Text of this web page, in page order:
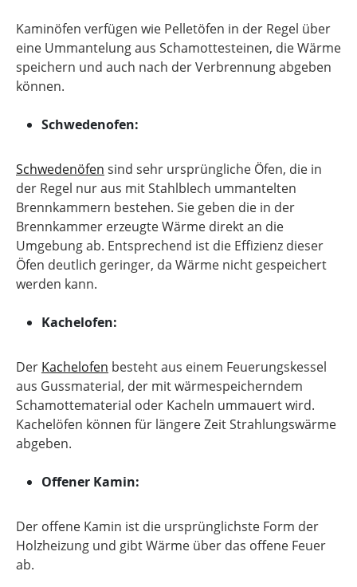
Kaminöfen verfügen wie Pelletöfen in der Regel über
eine Ummantelung aus Schamottesteinen, die Wärme
speichern und auch nach der Verbrennung abgeben
können.
Schwedenofen:
Schwedenöfen sind sehr ursprüngliche Öfen, die in
der Regel nur aus mit Stahlblech ummantelten
Brennkammern bestehen. Sie geben die in der
Brennkammer erzeugte Wärme direkt an die
Umgebung ab. Entsprechend ist die Effizienz dieser
Öfen deutlich geringer, da Wärme nicht gespeichert
werden kann.
Kachelofen:
Der Kachelofen besteht aus einem Feuerungskessel
aus Gussmaterial, der mit wärmespeicherndem
Schamottematerial oder Kacheln ummauert wird.
Kachelöfen können für längere Zeit Strahlungswärme
abgeben.
Offener Kamin:
Der offene Kamin ist die ursprünglichste Form der
Holzheizung und gibt Wärme über das offene Feuer
ab.